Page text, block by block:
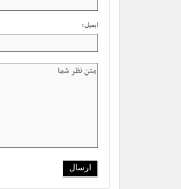
ایمیل: